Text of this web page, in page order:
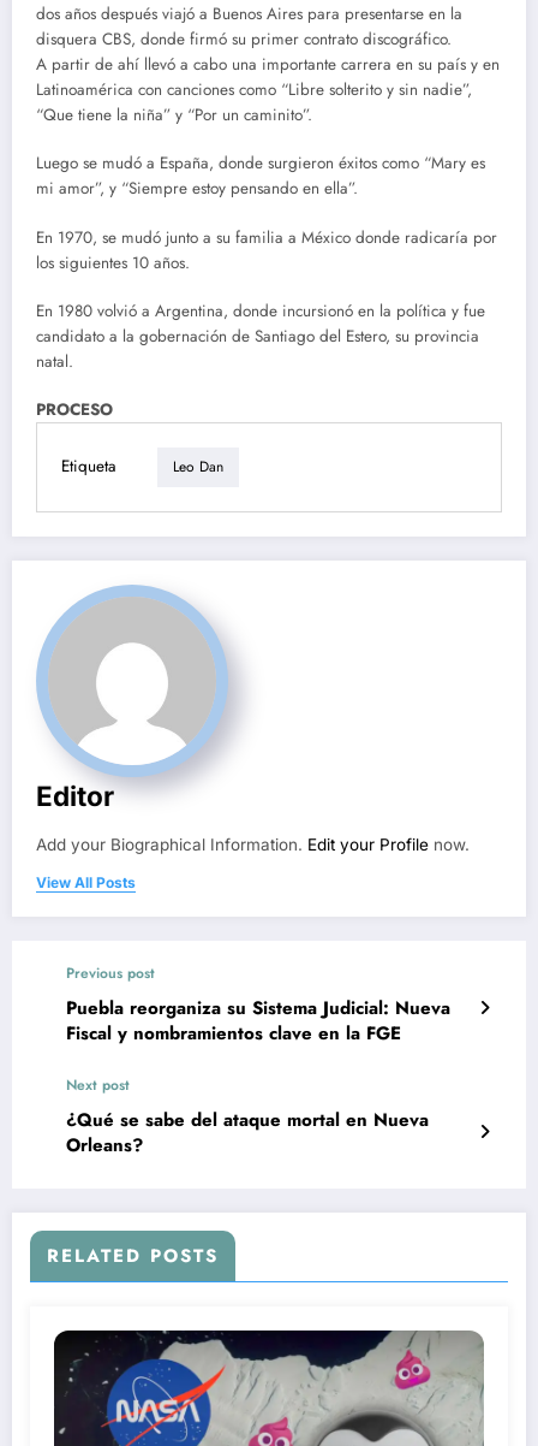
dos años después viajó a Buenos Aires para presentarse en la
disquera CBS, donde firmó su primer contrato discográfico.
A partir de ahí llevó a cabo una importante carrera en su país y en
Latinoamérica con canciones como “Libre solterito y sin nadie”,
“Que tiene la niña” y “Por un caminito”.
Luego se mudó a España, donde surgieron éxitos como “Mary es
mi amor”, y “Siempre estoy pensando en ella”.
En 1970, se mudó junto a su familia a México donde radicaría por
los siguientes 10 años.
En 1980 volvió a Argentina, donde incursionó en la política y fue
candidato a la gobernación de Santiago del Estero, su provincia
natal.
PROCESO
Etiqueta Leo Dan
Editor
Add your Biographical Information. Edit your Profile now.
View All Posts
Previous post
Puebla reorganiza su Sistema Judicial: Nueva
Fiscal y nombramientos clave en la FGE
Next post
¿Qué se sabe del ataque mortal en Nueva
Orleans?
RELATED POSTS